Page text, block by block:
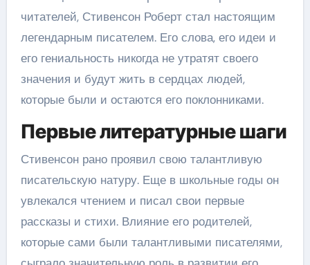
читателей, Стивенсон Роберт стал настоящим
легендарным писателем. Его слова, его идеи и
его гениальность никогда не утратят своего
значения и будут жить в сердцах людей,
которые были и остаются его поклонниками.
Первые литературные шаги
Стивенсон рано проявил свою талантливую
писательскую натуру. Еще в школьные годы он
увлекался чтением и писал свои первые
рассказы и стихи. Влияние его родителей,
которые сами были талантливыми писателями,